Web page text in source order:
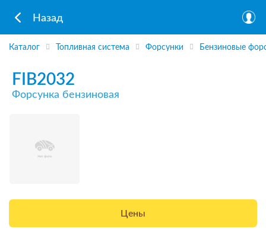
Назад
Каталог Топливная система Форсунки Бензиновые
FIB2032
Форсунка бензиновая
Цены